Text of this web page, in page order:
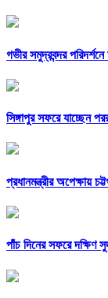
গভীর সমুদ্রবন্দর পরিদর্শনে
সিঙ্গাপুর সফরে যাচ্ছেন
প্রধানমন্ত্রীর অপেক্ষায়
পাঁচ দিনের সফরে দক্ষিণ